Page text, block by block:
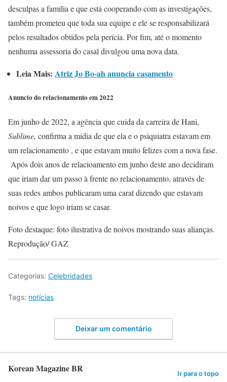
desculpas a família e que está cooperando com as investigações,
também prometeu que toda sua equipe e ele se responsabilizará
pelos resultados obtidos pela perícia. Por fim, até o momento
nenhuma assessoria do casal divulgou uma nova data.
Leia Mais: Atriz Jo Bo-ah anuncia casamento
Anuncio do relacionamento em 2022
Em junho de 2022, a agência que cuida da carreira de Hani,
Sublime, confirma a mídia de que ela e o psiquiatra estavam em
um relacionamento , e que estavam muito felizes com a nova fase.
Após dois anos de relacioamento em junho deste ano decidiram
que iriam dar um passo à frente no relacionamento, através de
suas redes ambos publicaram uma carat dizendo que estavam
noivos e que logo iriam se casar.
Foto destaque: foto ilustrativa de noivos mostrando suas alianças.
Reprodução/ GAZ
Categorias: Celebridades
Tags: notícias
Deixar um comentário
Korean Magazine BR Ir para o topo